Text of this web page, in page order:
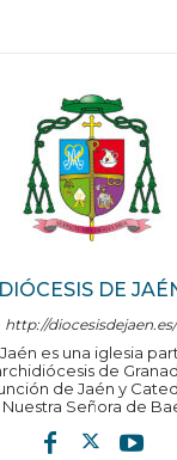
DIÓCESIS DE
http://diocesisdejaen.es/
es una iglesia
de
de Jaén y
Señora de